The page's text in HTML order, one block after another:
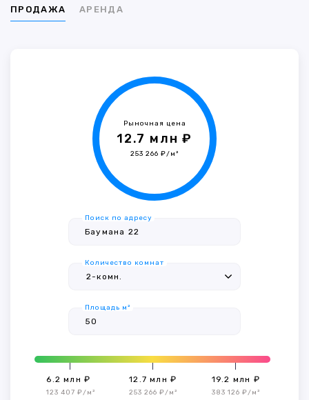
ПРОДАЖА АРЕНДА
Рыночная цена
12.7 млн ₽
253 266 ₽/м²
Поиск по адресу
Количество комнат
Площадь м²
6.2 млн ₽
123 407 ₽/м²
12.7 млн ₽
253 266 ₽/м²
19.2 млн ₽
383 126 ₽/м²